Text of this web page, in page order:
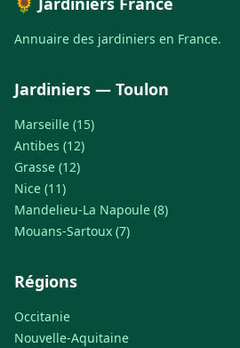
Annuaire des jardiniers en France.
Jardiniers — Toulon
Marseille (15)
Antibes (12)
Grasse (12)
Nice (11)
Mandelieu-La Napoule (8)
Mouans-Sartoux (7)
Régions
Occitanie
Nouvelle-Aquitaine